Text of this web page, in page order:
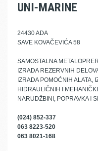
UNI-MARINE
24430 ADA
SAVE KOVAČEVIĆA 58
SAMOSTALNA
IZRADA REZERVNIH
IZRADA POMOĆNIH ALATA,
HIDRAULIČNIH I
NARUDŽBINI, POPRAVKA I
(024) 852-337
063 8223-520
063 8021-168